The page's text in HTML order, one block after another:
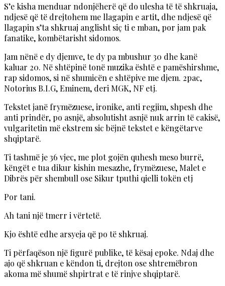
S’e kisha menduar ndonjëherë që do ulesha të të shkruaja,
ndjesë që të drejtohem me llagapin e artit, dhe ndjesë që
llagapin s’ta shkruaj anglisht siç ti e mban, por jam pak
fanatike, kombëtarisht sidomos.
Jam nënë e dy djemve, te dy pa mbushur 30 dhe kanë
kaluar 20. Në shtëpinë tonë muzika është e pamëshirshme,
rap sidomos, si në shumicën e shtëpive me djem. 2pac,
Notorius B.I.G, Eminem, deri MGK, NF etj.
Tekstet janë frymëzuese, ironike, anti regjim, shpesh dhe
anti prindër, po asnjë, absolutisht asnjë nuk arrin të cakisë,
vulgaritetin më ekstrem sic bëjnë tekstet e këngëtarve
shqiptarë.
Ti tashmë je 36 vjec, me plot gojën quhesh meso burrë,
këngët e tua dikur kishin mesazhe, frymëzuese, Malet e
Dibrës për shembull ose Sikur tputhi qielli tokën etj
Por tani.
Ah tani një tmerr i vërtetë.
Kjo është edhe arsyeja që po të shkruaj.
Ti përfaqëson një figurë publike, të kësaj epoke. Ndaj dhe
ajo që shkruan e këndon ti, drejton ose shtremëbron
akoma më shumë shpirtrat e të rinjve shqiptarë.